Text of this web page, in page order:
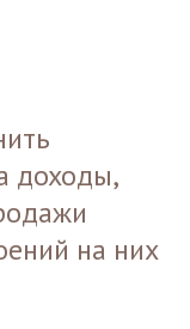
доходы,
на них